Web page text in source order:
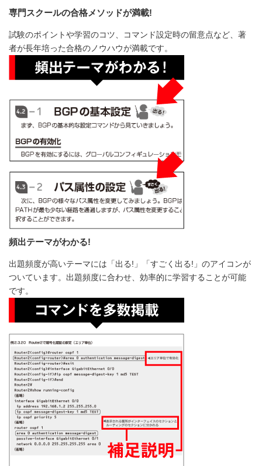
専門スクールの合格メソッドが満載!
試験のポイントや学習のコツ、コマンド設定時の留意点など、著
者が長年培った合格のノウハウが満載です。
頻出テーマがわかる!
出題頻度が高いテーマには「出る!」「すごく出る!」のアイコンが
ついています。出題頻度に合わせ、効率的に学習することが可能
です。